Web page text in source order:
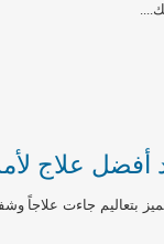
أفضل علاج
بتعاليم جاءت علاجاً